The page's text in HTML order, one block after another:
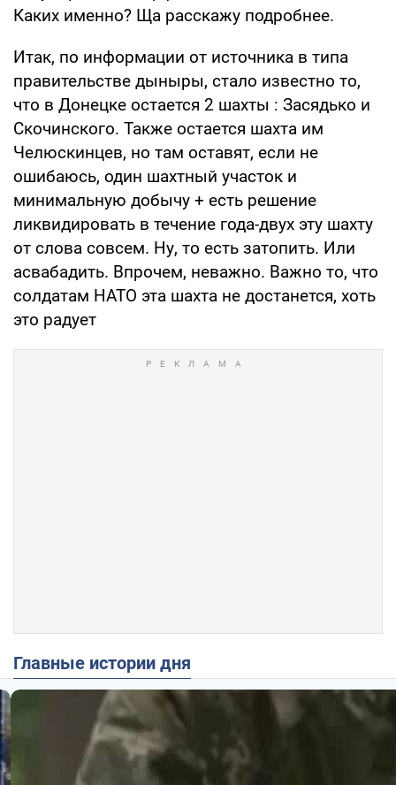
Каких именно? Ща расскажу подробнее.
Итак, по информации от источника в типа
правительстве дыныры, стало известно то,
что в Донецке остается 2 шахты : Засядько и
Скочинского. Также остается шахта им
Челюскинцев, но там оставят, если не
ошибаюсь, один шахтный участок и
минимальную добычу + есть решение
ликвидировать в течение года-двух эту шахту
от слова совсем. Ну, то есть затопить. Или
асвабадить. Впрочем, неважно. Важно то, что
солдатам НАТО эта шахта не достанется, хоть
это радует
Главные истории дня